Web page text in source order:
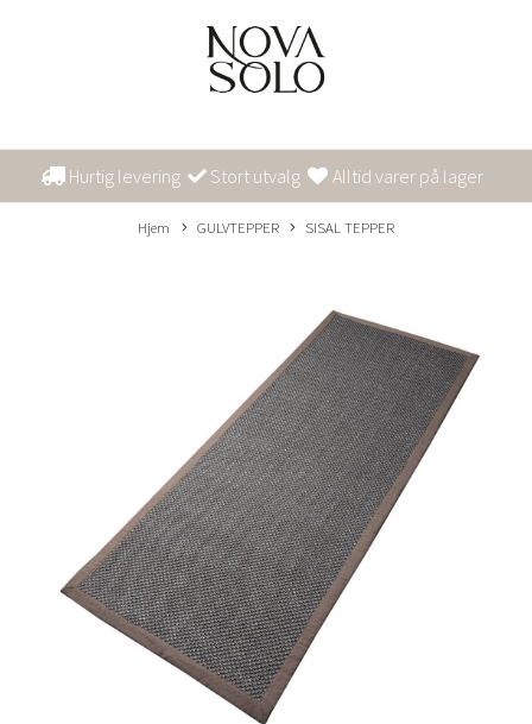
Hurtig levering Stort utvalg Alltid varer på lager
Hjem GULVTEPPER SISAL TEPPER